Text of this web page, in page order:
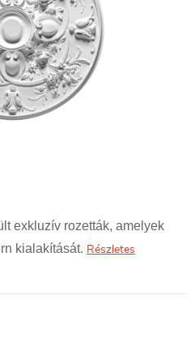
exkluzív rozetták, amelyek
kialakítását. Részletes